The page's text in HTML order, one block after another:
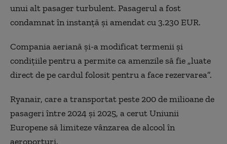
unui alt pasager turbulent. Pasagerul a fost
condamnat în instanță și amendat cu 3.230 EUR.
Compania aeriană și-a modificat termenii și
condițiile pentru a permite ca amenzile să fie „luate
direct de pe cardul folosit pentru a face rezervarea”.
Ryanair, care a transportat peste 200 de milioane de
pasageri între 2024 și 2025, a cerut Uniunii
Europene să limiteze vânzarea de alcool în
aeroporturi.